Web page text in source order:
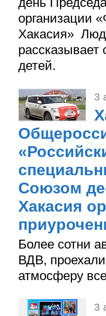
организации
Хакасия»
детей.
3
Союзом
Хакасия
Более сотни
ВДВ,
атмосферу
3